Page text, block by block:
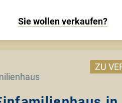
Sie wollen verkaufen?
ZU